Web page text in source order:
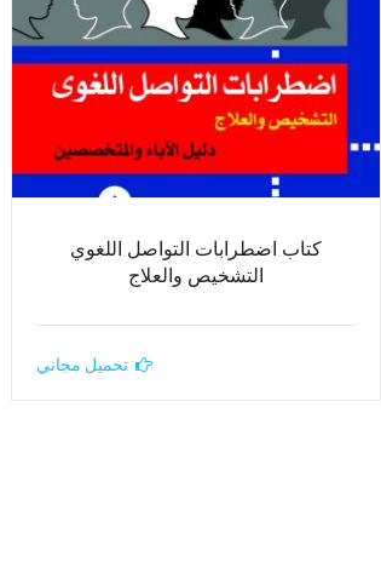
كتاب اضطرابات التواصل اللغوي
التشخيص والعلاج
تحميل مجاني